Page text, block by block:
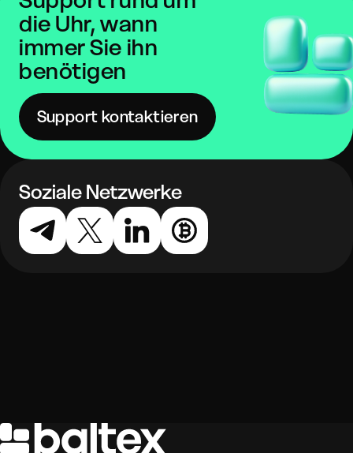
die Uhr, wann
immer Sie ihn
benötigen
Support kontaktieren
Soziale Netzwerke